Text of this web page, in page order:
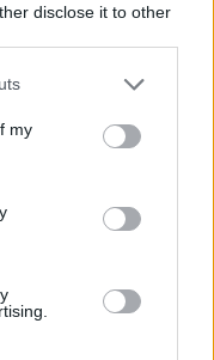
disclose it to other
one or more Google
You may click to
third-party tags to
in below Google
my
προβληθούν οι